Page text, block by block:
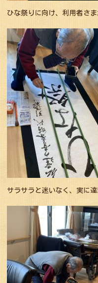
ひな祭りに向け、利用者さ
サラサラと迷いなく、実に達